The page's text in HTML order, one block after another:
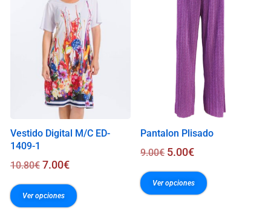
Vestido Digital M/C ED-
1409-1
10.80€ 7.00€
Ver opciones
Pantalon Plisado
9.00€ 5.00€
Ver opciones